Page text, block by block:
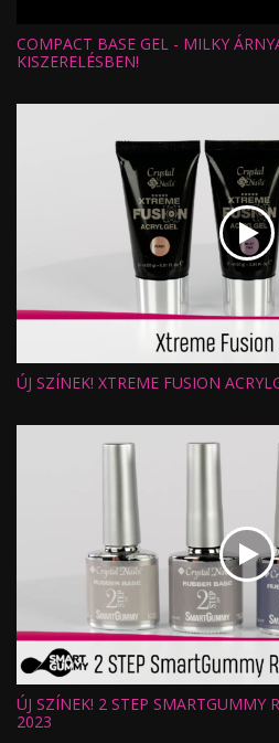
Hossz:
Nézettség:
COMPACT BASE GEL - MILKY
KISZERELÉSBEN!
Hossz:
Feltöltve:
ÚJ SZÍNEK! XTREME FUSION
Hossz:
Nézettség:
Értékelés:
ÚJ SZÍNEK! 2 STEP SMARTGUMMY
2023